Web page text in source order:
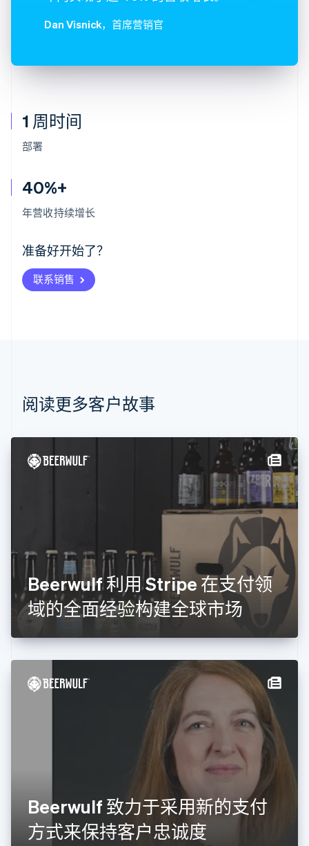
1 周时间
部署
40%+
年营收持续增长
准备好开始了？
联系销售
Dan Visnick，首席营销官
阅读更多客户故事
Beerwulf 利用 Stripe 在支付领
域的全面经验构建全球市场
Beerwulf 致力于采用新的支付
方式来保持客户忠诚度
阿联酋
爱尔兰
爱沙尼亚
English
奥地利
Deutsch English
Nederlands Français Deutsch
波兰
丹麦
德国
荷兰
NederlandsEnglish
加拿大
English Français
捷克
克罗地亚
English
立陶宛
马尔他
English
马来西亚